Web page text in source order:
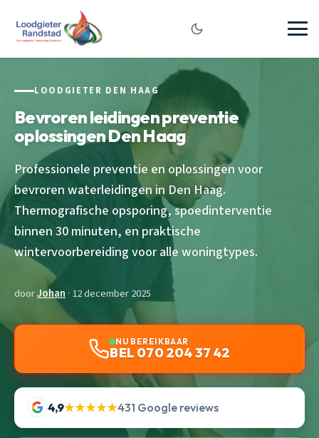
LOODGIETER DEN HAAG
Bevroren leidingen preventie
oplossingen Den Haag
Professionele preventie en oplossingen voor
bevroren waterleidingen in Den Haag.
Thermografische opsporing, spoedinterventie
binnen 30 minuten, en praktische
wintervoorbereiding voor alle woningtypes.
doorJohan · 12 december 2025
NU BEREIKBAAR
BEL 070 204 37 42
4,9★★★★★431 Google reviews